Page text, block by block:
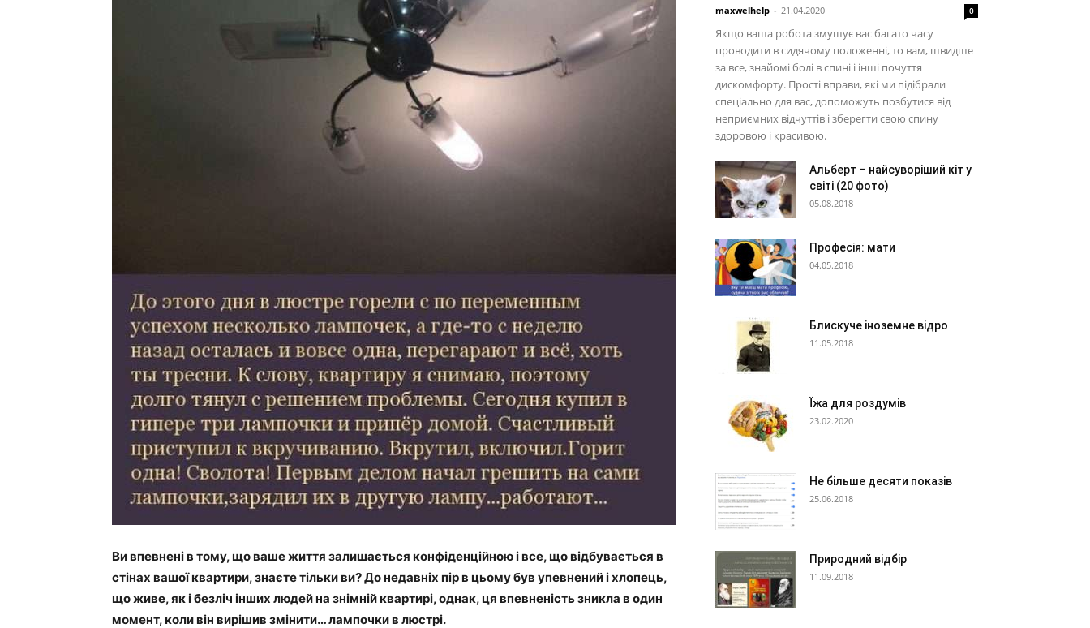
Ви впевнені в тому, що ваше життя залишається конфіденційною і все, що відбувається в
стінах вашої квартири, знаєте тільки ви? До недавніх пір в цьому був упевнений і хлопець,
що живе, як і безліч інших людей на знімній квартирі, однак, ця впевненість зникла в один
момент, коли він вирішив змінити… лампочки в люстрі.
maxwelhelp - 21.04.2020 0
Якщо ваша робота змушує вас багато часу
проводити в сидячому положенні, то вам, швидше
за все, знайомі болі в спині і інші почуття
дискомфорту. Прості вправи, які ми підібрали
спеціально для вас, допоможуть позбутися від
неприємних відчуттів і зберегти свою спину
здоровою і красивою.
Альберт – найсуворіший кіт у
світі (20 фото)
05.08.2018
Професія: мати
04.05.2018
Блискуче іноземне відро
11.05.2018
Їжа для роздумів
23.02.2020
Не більше десяти показів
25.06.2018
Природний відбір
11.09.2018